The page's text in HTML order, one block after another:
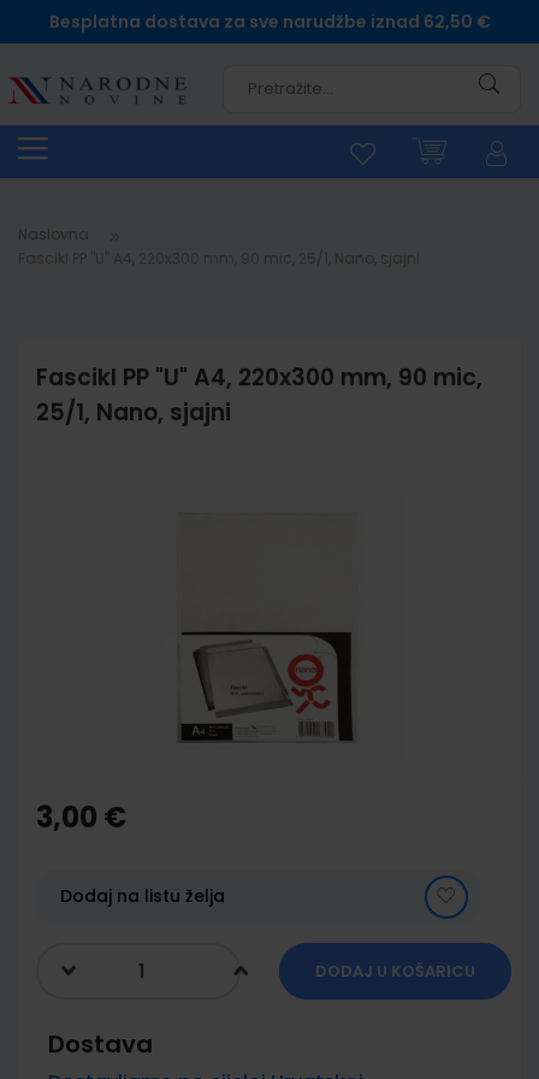
Besplatna dostava za sve narudžbe iznad 62,50 €
Naslovna
Fascikl PP "U" A4, 220x300 mm, 90 mic,
25/1, Nano, sjajni
the
beginning
gallery
3,00 €
Dodaj na listu želja
DODAJ U KOŠARICU
Dostava